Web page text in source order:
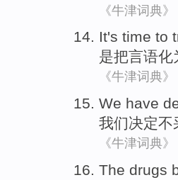
《牛津词典》
It's time to
是把言语化
《牛津词典》
We have
我们决定不
《牛津词典》
The drugs